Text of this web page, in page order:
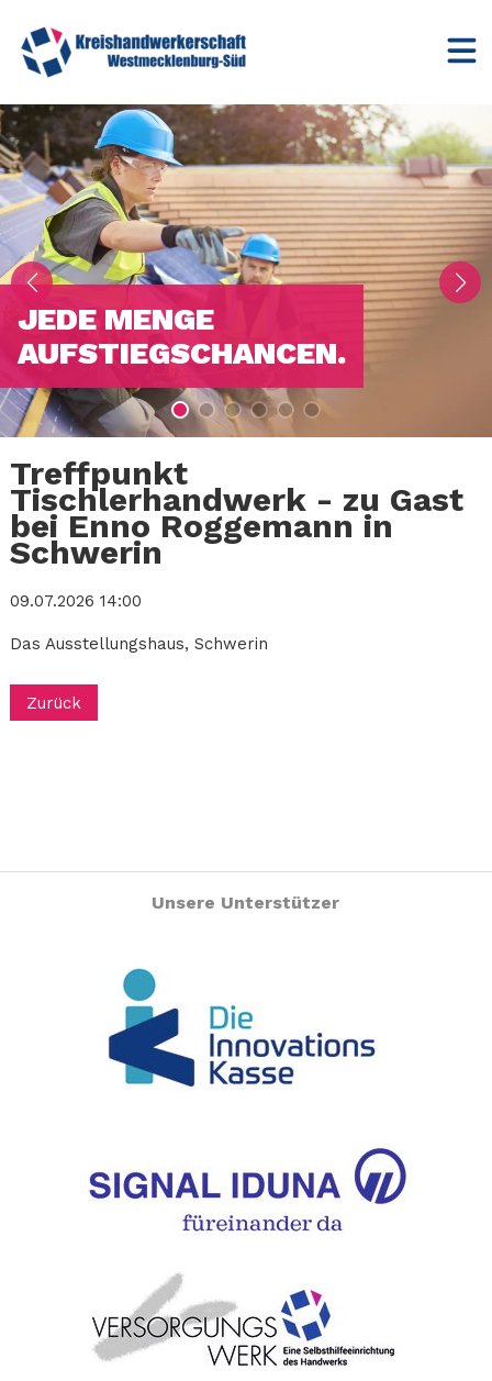
JEDE MENGE
AUFSTIEGSCHANCEN.
Treffpunkt
Tischlerhandwerk - zu Gast
bei Enno Roggemann in
Schwerin
09.07.2026 14:00
Das Ausstellungshaus, Schwerin
Zurück
Unsere Unterstützer